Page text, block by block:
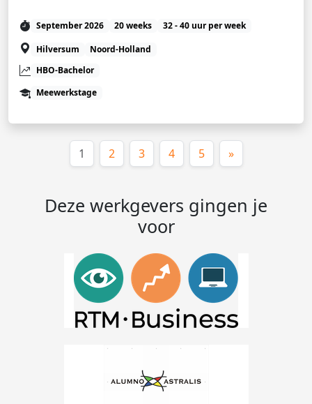
September 2026 20 weeks
32 - 40 uur per week
Hilversum
Noord-Holland
HBO-Bachelor
Meewerkstage
1 (huidige)
2 3 4 5 »
Deze werkgevers gingen je
voor